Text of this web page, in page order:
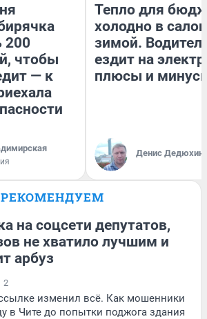
200
чтобы
— к
Тепло для
холодно в
зимой.
ездит на
плюсы и
Денис Дедюхин
РЕКОМЕНДУЕМ
на соцсети депутатов,
не хватило лучшим и
арбуз
2
изменил всё. Как мошенники
в Чите до попытки поджога здания